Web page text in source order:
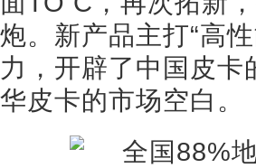
炮。新产品主打“高
力，开辟了中国皮
华皮卡的市场空白。